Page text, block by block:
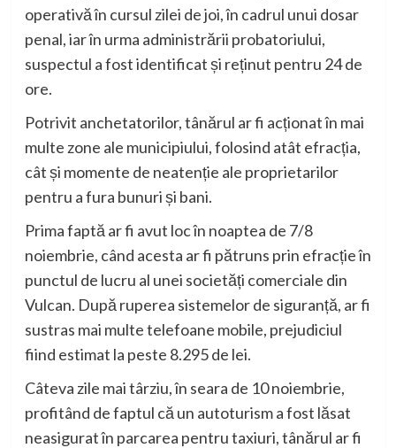
operativă în cursul zilei de joi, în cadrul unui dosar
penal, iar în urma administrării probatoriului,
suspectul a fost identificat și reținut pentru 24 de
ore.
Potrivit anchetatorilor, tânărul ar fi acționat în mai
multe zone ale municipiului, folosind atât efracția,
cât și momente de neatenție ale proprietarilor
pentru a fura bunuri și bani.
Prima faptă ar fi avut loc în noaptea de 7/8
noiembrie, când acesta ar fi pătruns prin efracție în
punctul de lucru al unei societăți comerciale din
Vulcan. După ruperea sistemelor de siguranță, ar fi
sustras mai multe telefoane mobile, prejudiciul
fiind estimat la peste 8.295 de lei.
Câteva zile mai târziu, în seara de 10 noiembrie,
profitând de faptul că un autoturism a fost lăsat
neasigurat în parcarea pentru taxiuri, tânărul ar fi